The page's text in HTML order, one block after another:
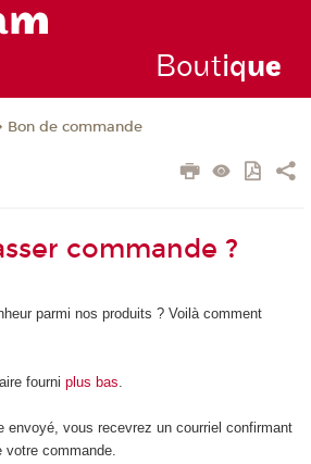
Boutique
Bon de commande
commande ?
parmi nos produits ? Voilà comment
fourni plus bas.
envoyé, vous recevrez un courriel confirmant
votre commande.